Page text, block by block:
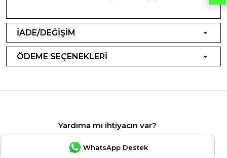
İADE/DEĞİŞİM
ÖDEME SEÇENEKLERİ
Yardıma mı ihtiyacın var?
WhatsApp Destek